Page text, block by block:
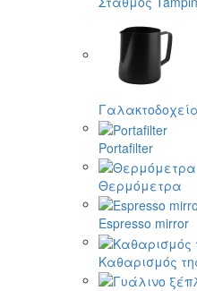
Portafilter
Θερμόμετρα
Espresso mirror
Καθαρισμός